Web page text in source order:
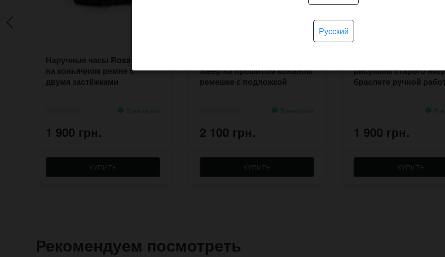
Наручные часы Rosa Majalis
на коньячном ремне с
двумя застёжками
В наличии
1 900 грн.
КУПИТЬ
Sleep на прошитом кожаном
ремешке с подложкой
В наличии
2 100 грн.
КУПИТЬ
рисунком старого
браслете ручной
В
1 900 грн.
КУПИТЬ
Рекомендуем посмотреть
Русский